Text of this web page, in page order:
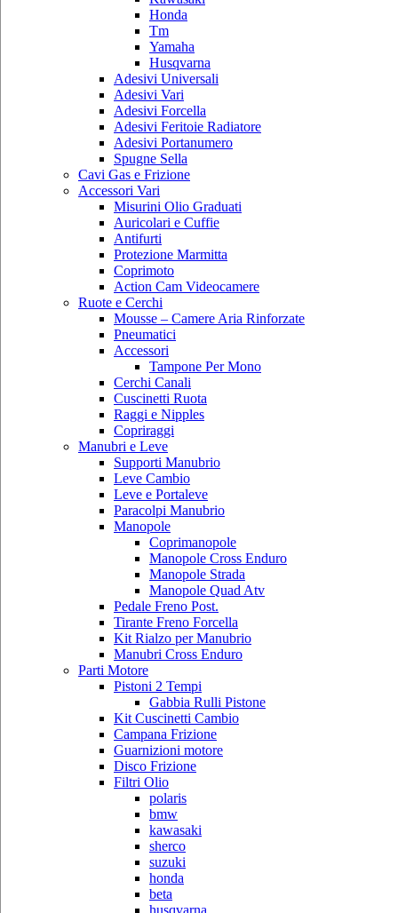
Honda
Tm
Yamaha
Husqvarna
Adesivi Universali
Adesivi Vari
Adesivi Forcella
Adesivi Feritoie Radiatore
Adesivi Portanumero
Spugne Sella
Cavi Gas e Frizione
Accessori Vari
Misurini Olio Graduati
Auricolari e Cuffie
Antifurti
Protezione Marmitta
Coprimoto
Action Cam Videocamere
Ruote e Cerchi
Mousse – Camere Aria Rinforzate
Pneumatici
Accessori
Tampone Per Mono
Cerchi Canali
Cuscinetti Ruota
Raggi e Nipples
Copriraggi
Manubri e Leve
Supporti Manubrio
Leve Cambio
Leve e Portaleve
Paracolpi Manubrio
Manopole
Coprimanopole
Manopole Cross Enduro
Manopole Strada
Manopole Quad Atv
Pedale Freno Post.
Tirante Freno Forcella
Kit Rialzo per Manubrio
Manubri Cross Enduro
Parti Motore
Pistoni 2 Tempi
Gabbia Rulli Pistone
Kit Cuscinetti Cambio
Campana Frizione
Guarnizioni motore
Disco Frizione
Filtri Olio
polaris
bmw
kawasaki
sherco
suzuki
honda
beta
husqvarna